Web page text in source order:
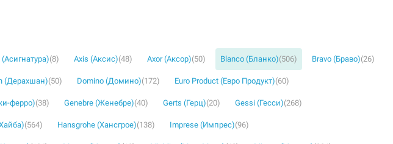
(8) Axis (Аксис)(48) Axor (Аксор)(50) Blanco (Бланко)(506) Bravo (Браво)(26)
(Дерахшан)(50) Domino (Домино)(172) Euro Product (Евро Продукт)(60)
ферро)(38) Genebre (Женебре)(40) Gerts (Герц)(20) Gessi (Гесси)(268)
(564) Hansgrohe (Хансгрое)(138) Imprese (Импрес)(96)